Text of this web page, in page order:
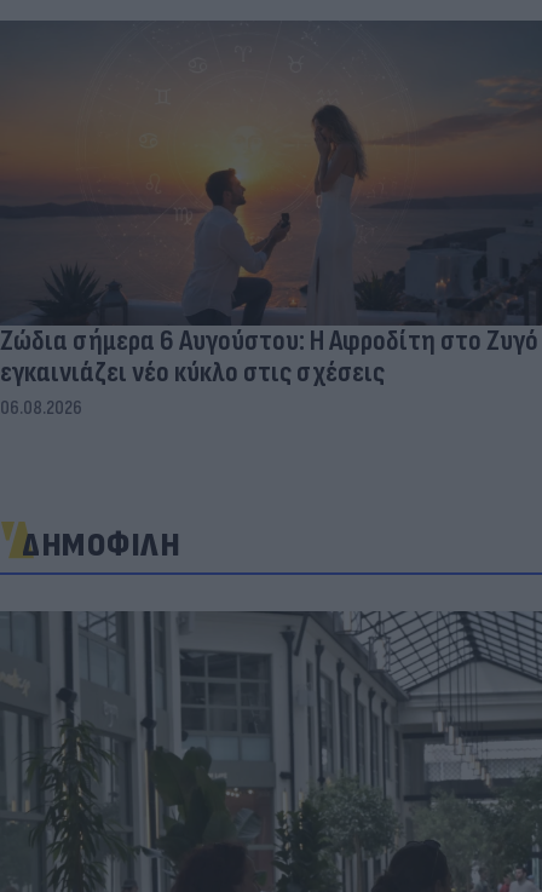
Ζώδια σήμερα 6 Αυγούστου: Η Αφροδίτη στο Ζυγό
εγκαινιάζει νέο κύκλο στις σχέσεις
06.08.2026
ΔΗΜΟΦΙΛΗ